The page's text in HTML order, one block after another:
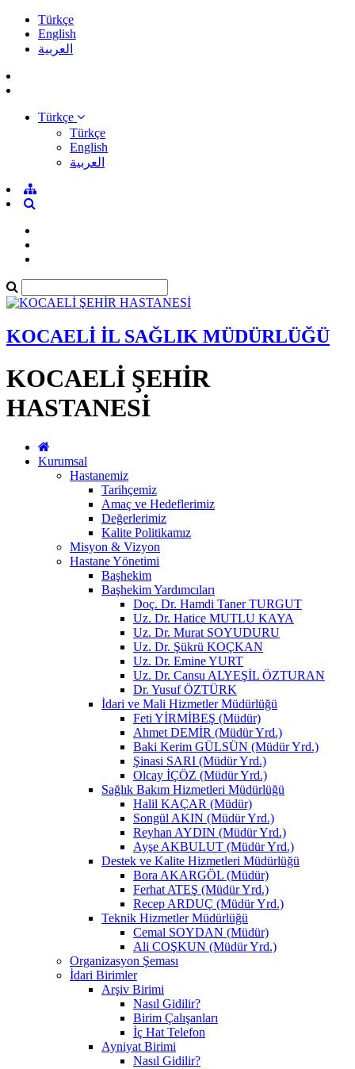
Türkçe
English
العربية
Türkçe
Türkçe
English
العربية
KOCAELİ İL SAĞLIK MÜDÜRLÜĞÜ
KOCAELİ ŞEHİR
HASTANESİ
Kurumsal
Hastanemiz
Tarihçemiz
Amaç ve Hedeflerimiz
Değerlerimiz
Kalite Politikamız
Misyon & Vizyon
Hastane Yönetimi
Başhekim
Başhekim Yardımcıları
Doç. Dr. Hamdi Taner TURGUT
Uz. Dr. Hatice MUTLU KAYA
Uz. Dr. Murat SOYUDURU
Uz. Dr. Şükrü KOÇKAN
Uz. Dr. Emine YURT
Uz. Dr. Cansu ALYEŞİL ÖZTURAN
Dr. Yusuf ÖZTÜRK
İdari ve Mali Hizmetler Müdürlüğü
Feti YİRMİBEŞ (Müdür)
Ahmet DEMİR (Müdür Yrd.)
Baki Kerim GÜLSÜN (Müdür Yrd.)
Şinasi SARI (Müdür Yrd.)
Olcay İÇÖZ (Müdür Yrd.)
Sağlık Bakım Hizmetleri Müdürlüğü
Halil KAÇAR (Müdür)
Songül AKIN (Müdür Yrd.)
Reyhan AYDIN (Müdür Yrd.)
Ayşe AKBULUT (Müdür Yrd.)
Destek ve Kalite Hizmetleri Müdürlüğü
Bora AKARGÖL (Müdür)
Ferhat ATEŞ (Müdür Yrd.)
Recep ARDUÇ (Müdür Yrd.)
Teknik Hizmetler Müdürlüğü
Cemal SOYDAN (Müdür)
Ali COŞKUN (Müdür Yrd.)
Organizasyon Şeması
İdari Birimler
Arşiv Birimi
Nasıl Gidilir?
Birim Çalışanları
İç Hat Telefon
Ayniyat Birimi
Nasıl Gidilir?